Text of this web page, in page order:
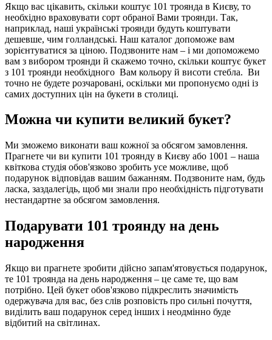
Якщо вас цікавить, скільки коштує 101 троянда в Києву, то
необхідно враховувати сорт обраної Вами троянди. Так,
наприклад, наші українські троянди будуть коштувати
дешевше, чим голландські. Наш каталог допоможе вам
зорієнтуватися за ціною. Подзвоните нам – і ми допоможемо
вам з вибором троянди й скажемо точно, скільки коштує букет
з 101 троянди необхідного Вам кольору й висоти стебла. Ви
точно не будете розчаровані, оскільки ми пропонуємо одні із
самих доступних цін на букети в столиці.
Можна чи купити великий букет?
Ми зможемо виконати ваш кожної за обсягом замовлення.
Прагнете чи ви купити 101 троянду в Києву або 1001 – наша
квіткова студія обов'язково зробить усе можливе, щоб
подарунок відповідав вашим бажанням. Подзвоните нам, будь
ласка, заздалегідь, щоб ми знали про необхідність підготувати
нестандартне за обсягом замовлення.
Подарувати 101 троянду на день
народження
Якщо ви прагнете зробити дійсно запам'ятовується подарунок,
те 101 троянда на день народження – це саме те, що вам
потрібно. Цей букет обов'язково підкреслить значимість
одержувача для вас, без слів розповість про сильні почуття,
виділить ваш подарунок серед інших і неодмінно буде
відбитий на світлинах.